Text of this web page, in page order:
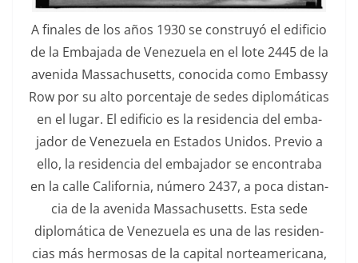
A finales de los años 1930 se con­struyó el edi­fi­cio
de la Emba­ja­da de Venezuela en el lote 2445 de la
aveni­da Mass­a­chu­setts, cono­ci­da como Embassy
Row por su alto por­centa­je de sedes diplomáti­cas
en el lugar. El edi­fi­cio es la res­i­den­cia del emba­
jador de Venezuela en Esta­dos Unidos. Pre­vio a
ello, la res­i­den­cia del emba­jador se encon­tra­ba
en la calle Cal­i­for­nia, número 2437, a poca dis­tan­
cia de la aveni­da Mass­a­chu­setts. Esta sede
diplomáti­ca de Venezuela es una de las res­i­den­
cias más her­mosas de la cap­i­tal norteam­er­i­cana,